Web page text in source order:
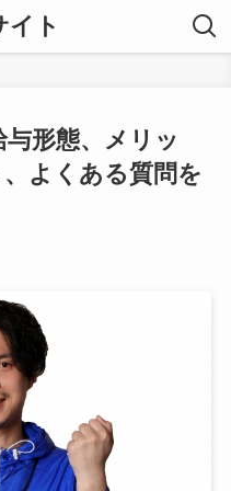
イト
与形態、メリッ
よくある質問を